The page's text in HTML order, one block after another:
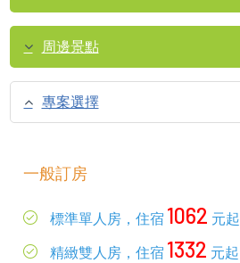
周邊景點
專案選擇
一般訂房
標準單人房，住宿 1062 元起
精緻雙人房，住宿 1332 元起